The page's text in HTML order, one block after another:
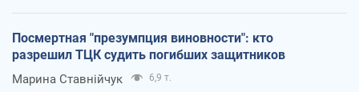
Посмертная "презумпция виновности": кто
разрешил ТЦК судить погибших защитников
Марина Ставнійчук 6,9 т.